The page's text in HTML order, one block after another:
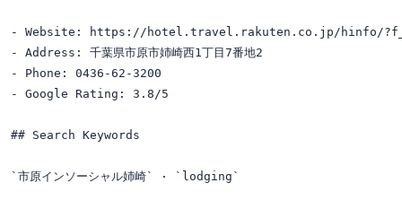
- Website: https://hotel.travel.rakuten.co.jp/hinfo/
- Address: 千葉県市原市姉崎西1丁目7番地2
- Phone: 0436-62-3200
- Google Rating: 3.8/5
## Search Keywords
`市原インソーシャル姉崎` · `lodging`